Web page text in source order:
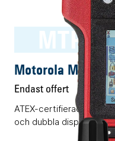
Motorola
Endast offert
ATEX-certifierad
och dubbla displayer.